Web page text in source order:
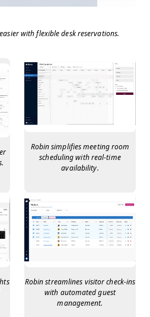
with flexible desk reservations.
Robin simplifies meeting room
scheduling with real-time
availability.
Robin streamlines visitor check-ins
with automated guest
management.